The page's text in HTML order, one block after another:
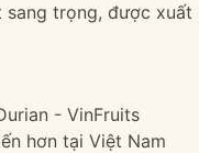
sang trọng, được xuất
hơn tại Việt Nam